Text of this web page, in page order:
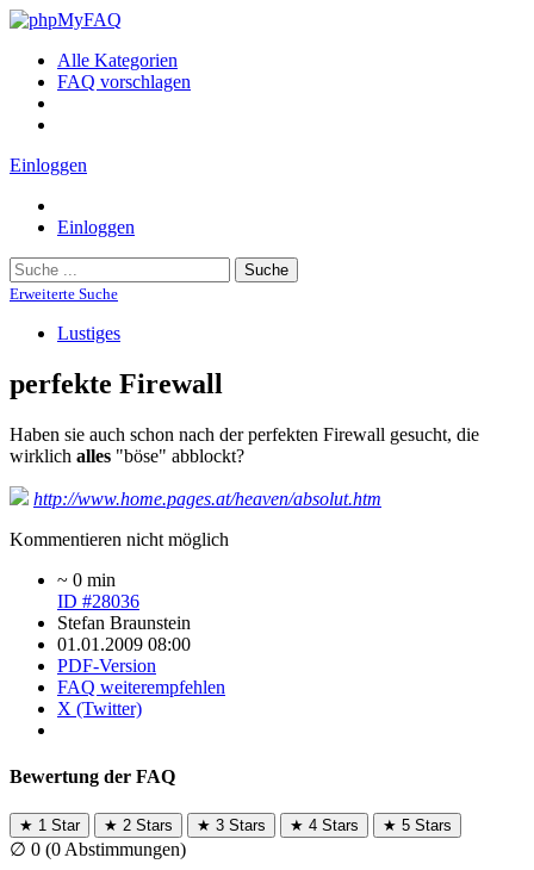
Alle Kategorien
FAQ vorschlagen
Einloggen
Einloggen
Suche
Erweiterte Suche
Lustiges
perfekte Firewall
Haben sie auch schon nach der perfekten Firewall gesucht, die
wirklich alles "böse" abblockt?
http://www.home.pages.at/heaven/absolut.htm
Kommentieren nicht möglich
~ 0 min
ID #28036
Stefan Braunstein
01.01.2009 08:00
PDF-Version
FAQ weiterempfehlen
X (Twitter)
Bewertung der FAQ
★ 1 Star ★ 2 Stars ★ 3 Stars ★ 4 Stars ★ 5 Stars
∅ 0 (0 Abstimmungen)